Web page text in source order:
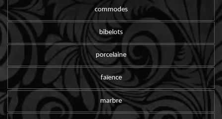
commodes
bibelots
porcelaine
faïence
marbre